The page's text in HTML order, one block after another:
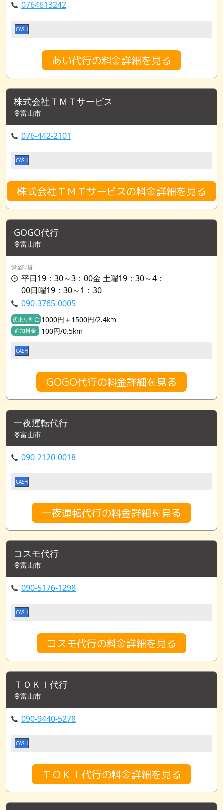
0764613242
CASH
あい代行の料金詳細を見る
株式会社ＴＭＴサービス
富山市
076-442-2101
CASH
株式会社ＴＭＴサービスの料金詳細を見る
GOGO代行
富山市
営業時間
平日19：30～3：00金 土曜19：30～4：
00日曜19：30～1：30
090-3765-0005
初乗り料金 1000円＋1500円/2.4km
追加料金 100円/0.5km
CASH
GOGO代行の料金詳細を見る
一夜運転代行
富山市
090-2120-0018
CASH
一夜運転代行の料金詳細を見る
コスモ代行
富山市
090-5176-1298
CASH
コスモ代行の料金詳細を見る
ＴＯＫＩ代行
富山市
090-9440-5278
CASH
ＴＯＫＩ代行の料金詳細を見る